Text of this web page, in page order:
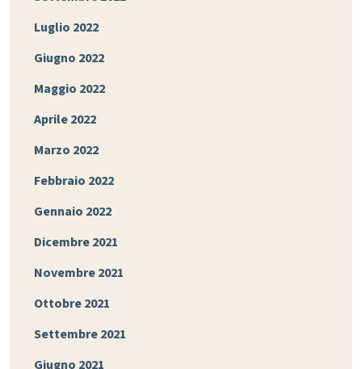
Luglio 2022
Giugno 2022
Maggio 2022
Aprile 2022
Marzo 2022
Febbraio 2022
Gennaio 2022
Dicembre 2021
Novembre 2021
Ottobre 2021
Settembre 2021
Giugno 2021